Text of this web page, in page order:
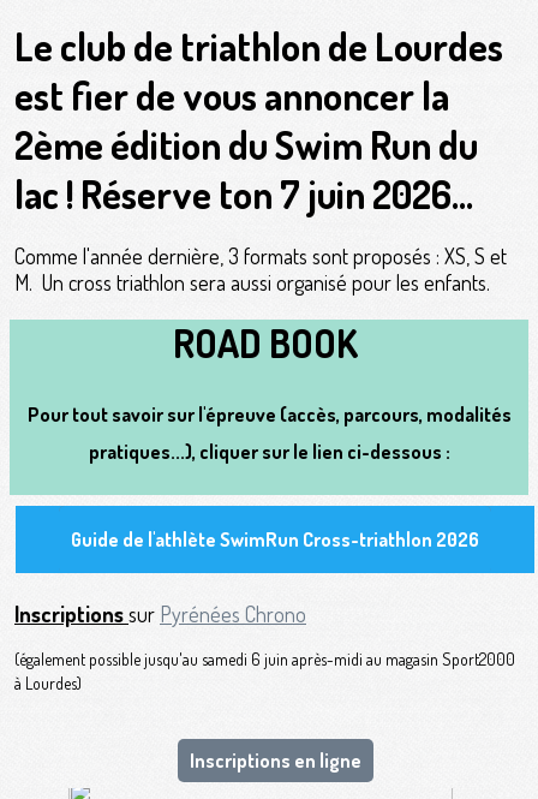
Le club de triathlon de Lourdes
est fier de vous annoncer la
2ème édition du Swim Run du
lac ! Réserve ton 7 juin 2026...
Comme l'année dernière, 3 formats sont proposés : XS, S et
M. Un cross triathlon sera aussi organisé pour les enfants.
ROAD BOOK
Pour tout savoir sur l'épreuve (accès, parcours, modalités
pratiques...), cliquer sur le lien ci-dessous :
Guide de l'athlète SwimRun Cross-triathlon 2026
Inscriptionssur Pyrénées Chrono
(également possible jusqu'au samedi 6 juin après-midi au magasin Sport2000
à Lourdes)
Inscriptions en ligne